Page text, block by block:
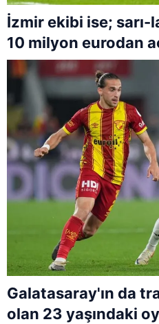
İzmir ekibi ise; sarı-
10 milyon eurodan
Galatasaray'ın da
olan 23 yaşındaki